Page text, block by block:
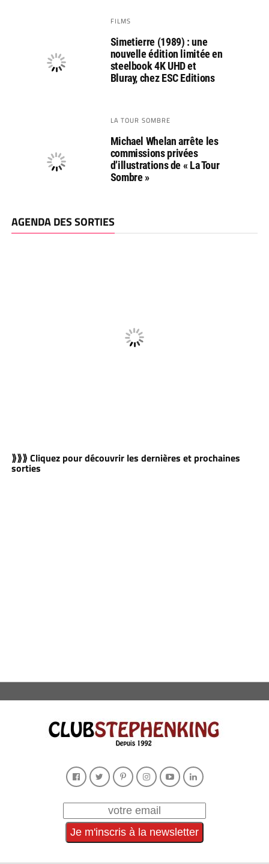
FILMS
Simetierre (1989) : une
nouvelle édition limitée en
steelbook 4K UHD et
Bluray, chez ESC Editions
LA TOUR SOMBRE
Michael Whelan arrête les
commissions privées
d’illustrations de « La Tour
Sombre »
AGENDA DES SORTIES
⟫⟫⟫ Cliquez pour découvrir les dernières et prochaines
sorties